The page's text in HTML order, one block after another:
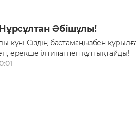
Әбішұлы!
күні Сіздің бастамаңызбен
ерекше ілтипатпен құттықтайды!